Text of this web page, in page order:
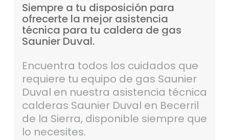
Siempre a tu disposición para
ofrecerte la mejor asistencia
técnica para tu caldera de gas
Saunier Duval.
Encuentra todos los cuidados que
requiere tu equipo de gas Saunier
Duval en nuestra asistencia técnica
calderas Saunier Duval en Becerril
de la Sierra, disponible siempre que
lo necesites.